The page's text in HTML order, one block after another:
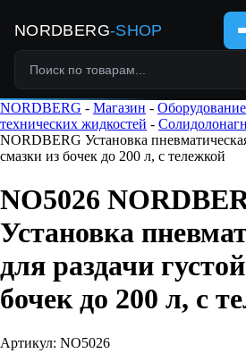
NORDBERG-SHOP
NORDBERG - Магазин -
технических жидкостей -
NORDBERG Установка
смазки из бочек до 200 л, c тележкой
NO5026
Установка
для раздачи
бочек до 200 л, c
Артикул: NO5026